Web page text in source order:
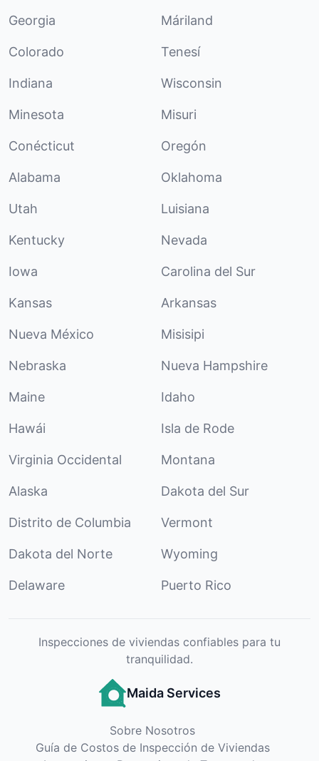
Georgia Máriland
Colorado Tenesí
Indiana Wisconsin
Minesota Misuri
Conécticut Oregón
Alabama Oklahoma
Utah Luisiana
Kentucky Nevada
Iowa Carolina del Sur
Kansas Arkansas
Nueva México Misisipi
Nebraska Nueva Hampshire
Maine Idaho
Hawái Isla de Rode
Virginia Occidental Montana
Alaska Dakota del Sur
Distrito de Columbia Vermont
Dakota del Norte Wyoming
Delaware Puerto Rico
Inspecciones de viviendas confiables para tu
tranquilidad.
Maida Services
Sobre Nosotros
Guía de Costos de Inspección de Viviendas